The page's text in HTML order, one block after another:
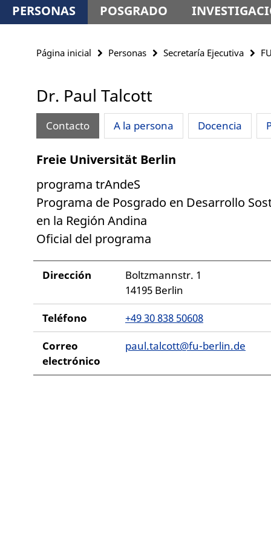
PERSONAS POSGRADO
Página inicial Personas Secretaría Ejecutiva
Dr. Paul Talcott
Contacto A la persona Docencia
Freie Universität Berlin
programa trAndeS
Programa de Posgrado en Desarrollo
en la Región Andina
Oficial del programa
Dirección
Boltzmannstr. 1
14195 Berlin
Teléfono
+49 30 838 50608
Correo
electrónico
paul.talcott@fu-berlin.de